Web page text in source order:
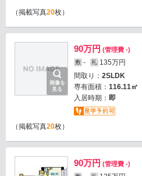
（掲載写真20枚）
画像を
見る
90万円 (管理費 -)
敷 - 礼 135万円
間取り： 2SLDK
専有面積： 116.11㎡
入居時期： 即
（掲載写真20枚）
90万円 (管理費 -)